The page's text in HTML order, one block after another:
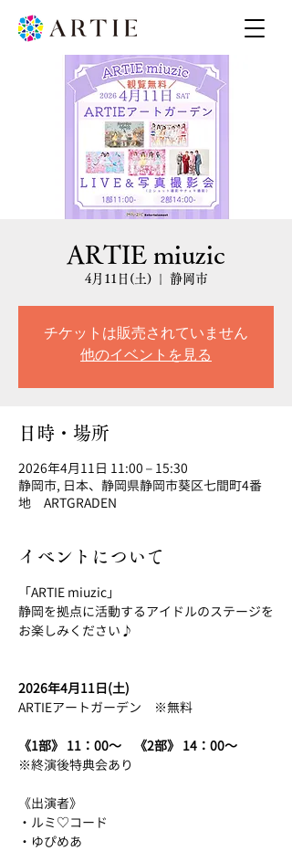
ARTIE miuzic
4月11日(土)
  |
静岡市
チケットは販売されていません
他のイベントを見る
日時・場所
2026年4月11日 11:00 – 15:30
静岡市, 日本、静岡県静岡市葵区七間町4番
地 ARTGRADEN
イベントについて
「ARTIE miuzic」
静岡を拠点に活動するアイドルのステージを
お楽しみください♪
2026年4月11日(土)
ARTIEアートガーデン　※無料
《1部》 11：00～　《2部》 14：00～
※終演後特典会あり
《出演者》
・ルミ♡コード
・ゆぴめあ